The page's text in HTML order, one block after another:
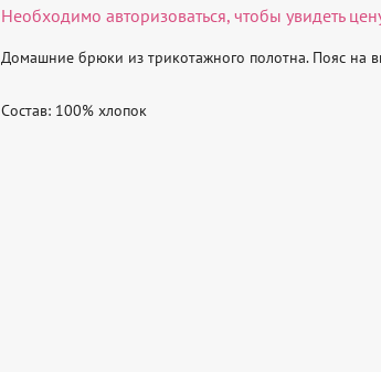
Необходимо авторизоваться, чтобы увидеть
Домашние брюки из трикотажного полотна. Пояс на
Состав: 100% хлопок